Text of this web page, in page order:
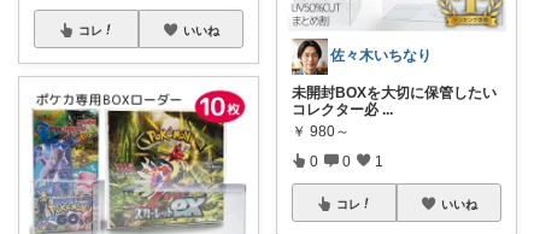
コレ いいね
佐々木いちなり
未開封BOXを大切に保管したい
コレクター必 ...
￥ 980～
0 0 1
コレ いいね